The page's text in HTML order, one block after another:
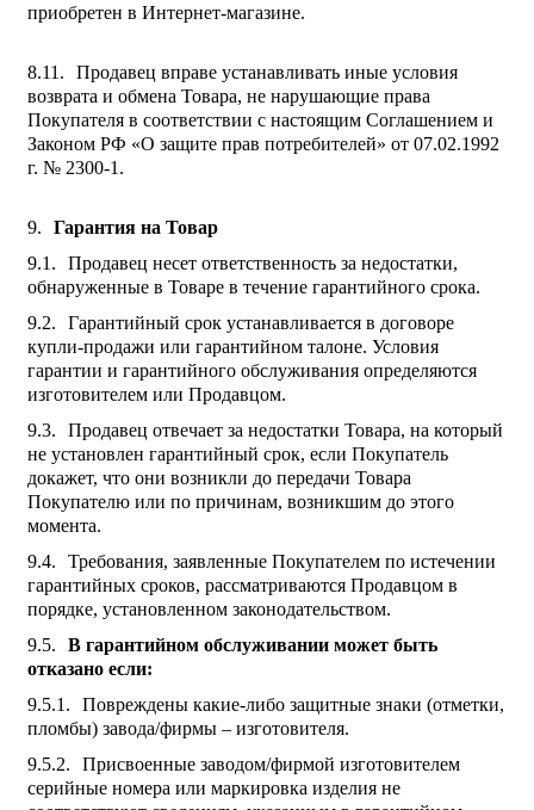
приобретен в Интернет-магазине.
Продавец вправе устанавливать иные условия
возврата и обмена Товара, не нарушающие права
Покупателя в соответствии с настоящим Соглашением и
Законом РФ «О защите прав потребителей» от 07.02.1992
г. № 2300-1.
Гарантия на Товар
Продавец несет ответственность за недостатки,
обнаруженные в Товаре в течение гарантийного срока.
Гарантийный срок устанавливается в договоре
купли-продажи или гарантийном талоне. Условия
гарантии и гарантийного обслуживания определяются
изготовителем или Продавцом.
Продавец отвечает за недостатки Товара, на который
не установлен гарантийный срок, если Покупатель
докажет, что они возникли до передачи Товара
Покупателю или по причинам, возникшим до этого
момента.
Требования, заявленные Покупателем по истечении
гарантийных сроков, рассматриваются Продавцом в
порядке, установленном законодательством.
В гарантийном обслуживании может быть
отказано если:
Повреждены какие-либо защитные знаки (отметки,
пломбы) завода/фирмы – изготовителя.
Присвоенные заводом/фирмой изготовителем
серийные номера или маркировка изделия не